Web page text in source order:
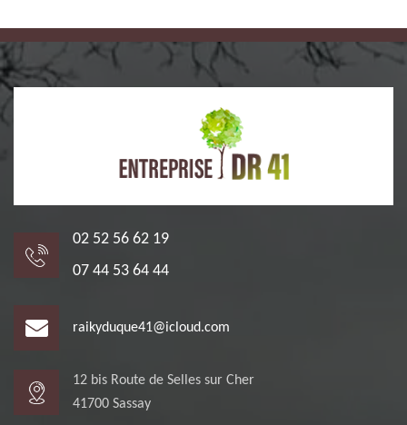
02 52 56 62 19
07 44 53 64 44
raikyduque41@icloud.com
12 bis Route de Selles sur Cher
41700 Sassay